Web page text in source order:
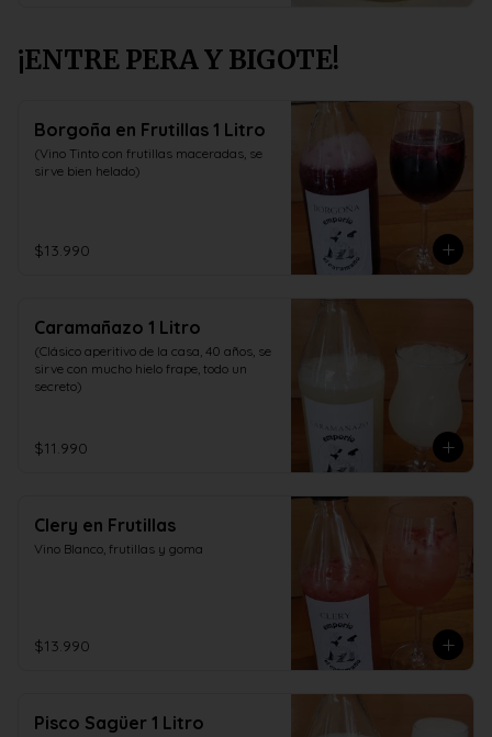
¡ENTRE PERA Y BIGOTE!
Borgoña en Frutillas 1 Litro
(Vino Tinto con frutillas maceradas, se
sirve bien helado)
$13.990
Caramañazo 1 Litro
(Clásico aperitivo de la casa, 40 años, se
sirve con mucho hielo frape, todo un
secreto)
$11.990
Clery en Frutillas
Vino Blanco, frutillas y goma
$13.990
Pisco Sagüer 1 Litro